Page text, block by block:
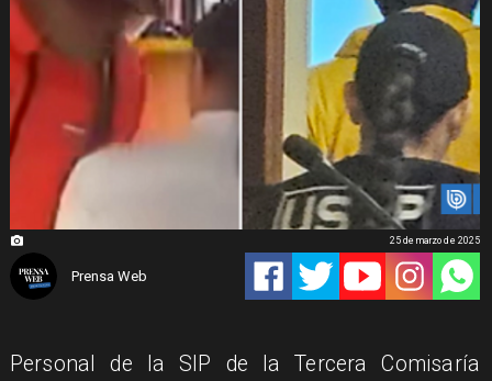
Prensa Web
25 de marzo de 2025
Personal de la SIP de la Tercera Comisaría